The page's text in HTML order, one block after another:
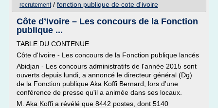
recrutement/ fonction publique de cote d'ivoire
Côte d’Ivoire – Les concours de la Fonction
publique ...
TABLE DU CONTENUE
Côte d'Ivoire - Les concours de la Fonction publique lancés
Abidjan - Les concours administratifs de l'année 2015 sont
ouverts depuis lundi, a annoncé le directeur général (Dg)
de la Fonction publique Aka Koffi Bernard, lors d'une
conférence de presse qu'il a animée dans ses locaux.
M. Aka Koffi a révélé que 8442 postes, dont 5140